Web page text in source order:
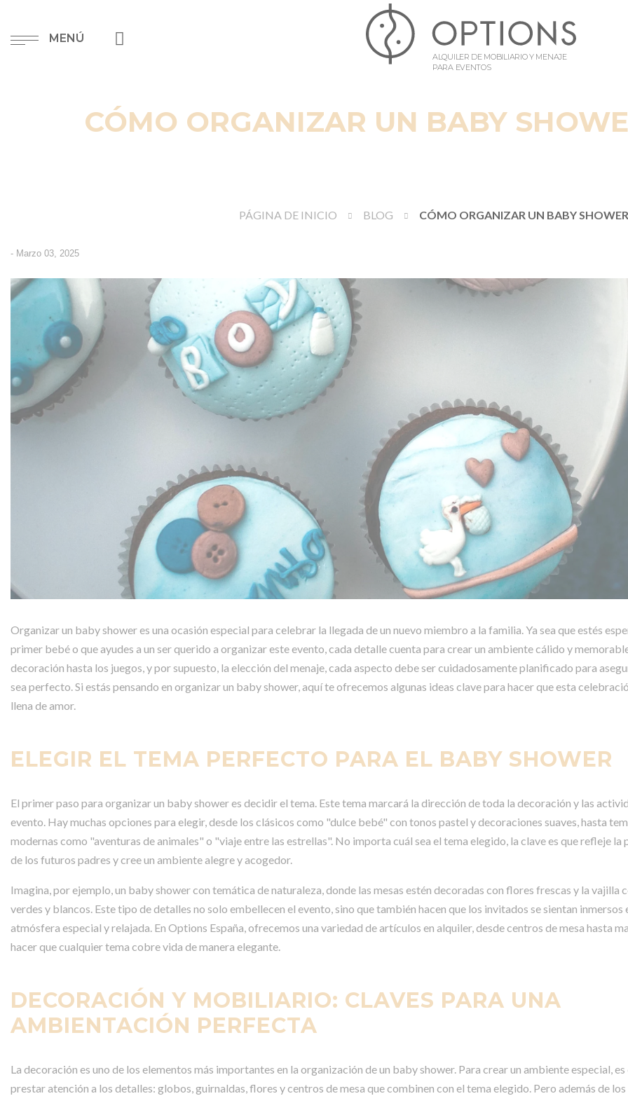
MENÚ
ALQUILER DE MOBILIARIO Y MENAJE
PARA EVENTOS
CÓMO ORGANIZAR UN BABY
PÁGINA DE INICIO BLOG CÓMO ORGANIZAR UN BABY
- Marzo 03, 2025
Organizar un baby shower es una ocasión especial para celebrar la llegada de un nuevo miembro a la familia. Ya sea que estés
primer bebé o que ayudes a un ser querido a organizar este evento, cada detalle cuenta para crear un ambiente cálido y
decoración hasta los juegos, y por supuesto, la elección del menaje, cada aspecto debe ser cuidadosamente planificado para
sea perfecto. Si estás pensando en organizar un baby shower, aquí te ofrecemos algunas ideas clave para hacer que esta
llena de amor.
ELEGIR EL TEMA PERFECTO PARA EL BABY SHOWER
El primer paso para organizar un baby shower es decidir el tema. Este tema marcará la dirección de toda la decoración y las
evento. Hay muchas opciones para elegir, desde los clásicos como "dulce bebé" con tonos pastel y decoraciones suaves, hasta
modernas como "aventuras de animales" o "viaje entre las estrellas". No importa cuál sea el tema elegido, la clave es que refleje la
de los futuros padres y cree un ambiente alegre y acogedor.
Imagina, por ejemplo, un baby shower con temática de naturaleza, donde las mesas estén decoradas con flores frescas y la vajilla
verdes y blancos. Este tipo de detalles no solo embellecen el evento, sino que también hacen que los invitados se sientan inmersos
atmósfera especial y relajada. En Options España, ofrecemos una variedad de artículos en alquiler, desde centros de mesa hasta
hacer que cualquier tema cobre vida de manera elegante.
DECORACIÓN Y MOBILIARIO: CLAVES PARA UNA
AMBIENTACIÓN PERFECTA
La decoración es uno de los elementos más importantes en la organización de un baby shower. Para crear un ambiente especial, es
prestar atención a los detalles: globos, guirnaldas, flores y centros de mesa que combinen con el tema elegido. Pero además de